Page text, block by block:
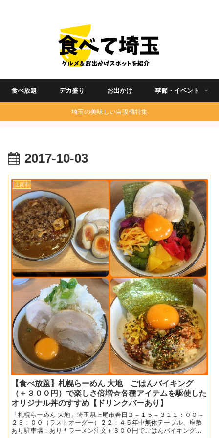
食べ放題 デカ盛り お出かけ 季節・イベント
埼玉の美味しい自販機特集
2017-10-03
上尾市
【食べ放題】札幌らーめん 大地 ごはんバイキング
（＋３００円）で楽しさ倍増☆各種アイテムを駆使した
オリジナル丼のすすめ【ドリンクバーあり】
「札幌らーめん 大地」埼玉県上尾市春日２－１５－３１１：００～
２３：００（ラストオーダー）２２：４５年中無休テーブル、座敷
あり駐車場：あり＊ラーメン注文＋３００円でごはんバイキング＊